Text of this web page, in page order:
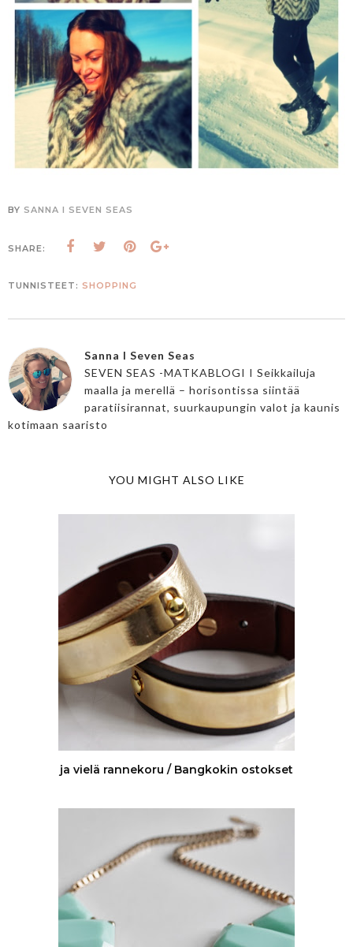
BY SANNA I SEVEN SEAS
SHARE:
TUNNISTEET: SHOPPING
Sanna I Seven Seas
SEVEN SEAS -MATKABLOGI I Seikkailuja
maalla ja merellä – horisontissa siintää
paratiisirannat, suurkaupungin valot ja kaunis
kotimaan saaristo
YOU MIGHT ALSO LIKE
ja vielä rannekoru / Bangkokin ostokset